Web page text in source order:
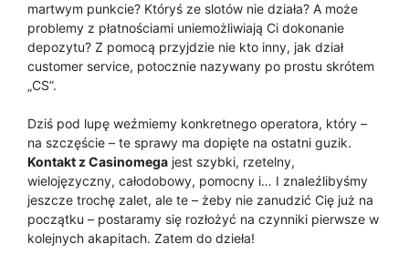
martwym punkcie? Któryś ze slotów nie działa? A może
problemy z płatnościami uniemożliwiają Ci dokonanie
depozytu? Z pomocą przyjdzie nie kto inny, jak dział
customer service, potocznie nazywany po prostu skrótem
„CS”.
Dziś pod lupę weźmiemy konkretnego operatora, który –
na szczęście – te sprawy ma dopięte na ostatni guzik.
Kontakt z Casinomega jest szybki, rzetelny,
wielojęzyczny, całodobowy, pomocny i… I znaleźlibyśmy
jeszcze trochę zalet, ale te – żeby nie zanudzić Cię już na
początku – postaramy się rozłożyć na czynniki pierwsze w
kolejnych akapitach. Zatem do dzieła!